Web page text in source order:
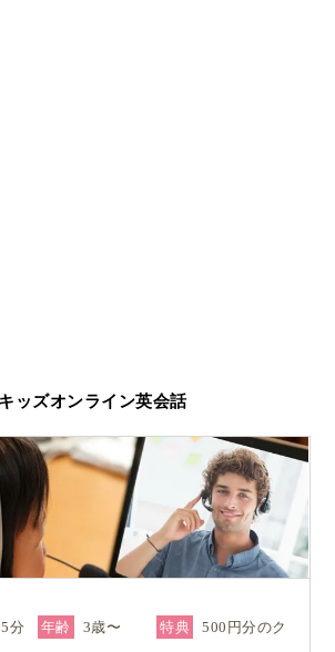
ッズオンライン英会話
分 年齢 3歳〜 特典
500円分のク